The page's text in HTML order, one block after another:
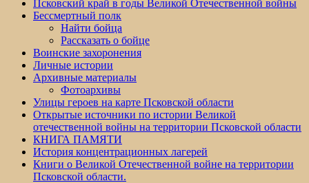
Псковский край в годы Великой Отечественной войны
Бессмертный полк
Найти бойца
Рассказать о бойце
Воинские захоронения
Личные истории
Архивные материалы
Фотоархивы
Улицы героев на карте Псковской области
Открытые источники по истории Великой
отечественной войны на территории Псковской области
КНИГА ПАМЯТИ
История концентрационных лагерей
Книги о Великой Отечественной войне на территории
Псковской области.